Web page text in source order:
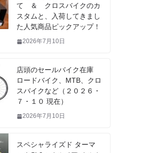
て ＆ クロスバイクのカ
スタムと、入荷してきまし
た人気商品ピックアップ！
2026年7月10日
店頭のセールバイク在庫
ロードバイク、MTB、クロ
スバイクなど（２０２６・
７・１０ 現在）
2026年7月10日
スペシャライズド ターマ